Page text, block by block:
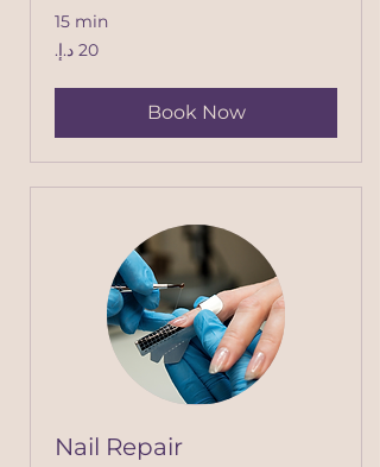
15 min
20
درهم
Book Now
Nail Repair